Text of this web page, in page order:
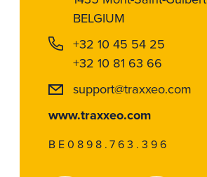
BELGIUM
+32 10 45 54 25
+32 10 81 63 66
support@traxxeo.com
www.traxxeo.com
BE0898.763.396